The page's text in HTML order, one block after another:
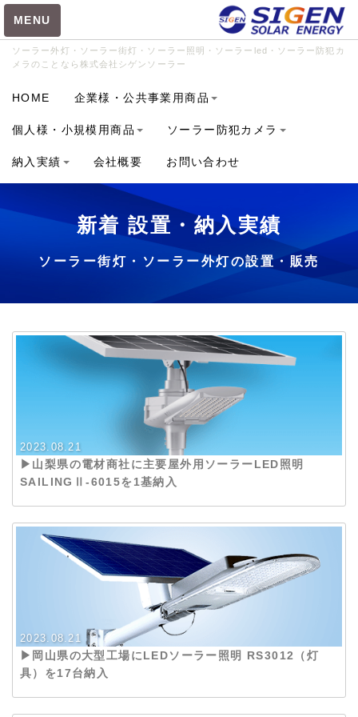
MENU
ソーラー外灯・ソーラー街灯・ソーラー照明・ソーラーled・ソーラー防犯カ
メラのことなら株式会社シゲンソーラー
HOME 企業様・公共事業用商品
個人様・小規模用商品 ソーラー防犯カメラ
納入実績 会社概要 お問い合わせ
新着 設置・納入実績
ソーラー街灯・ソーラー外灯の設置・販売
2023.08.21
▶︎山梨県の電材商社に主要屋外用ソーラーLED照明
SAILINGⅡ-6015を1基納入
2023.08.21
▶︎岡山県の大型工場にLEDソーラー照明 RS3012（灯
具）を17台納入
BCL-8040 (1)
BIGBANG150.50 (1)
CUBE-P (1)
GIANTLIGHT-W120 (4)
HOTARU-6515 (6)
HOTARU-8020 (14)
HYPERLIGHT-W60 (4)
MACHITO-SHINE (4)
MACHITO-SS-HP (3)
PEGASUS-100.30 (24)
PEGASUS-120.40 (7)
PEGASUS-150.50 (3)
SAILING-5015 (1)
SAILINGⅡ-6015 (22)
SBC-60200 (2)